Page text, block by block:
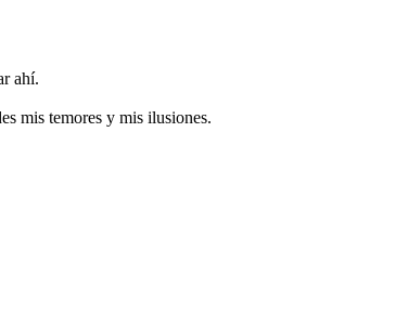
ahí.
mis temores y mis ilusiones.